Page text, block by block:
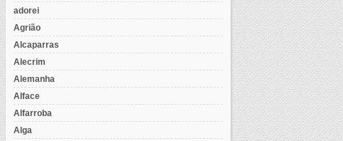
adorei
Agrião
Alcaparras
Alecrim
Alemanha
Alface
Alfarroba
Alga